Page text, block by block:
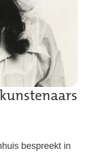
bespreekt in